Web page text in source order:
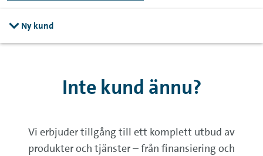
Ny kund
Inte kund ännu?
Vi erbjuder tillgång till ett komplett utbud av
produkter och tjänster – från finansiering och